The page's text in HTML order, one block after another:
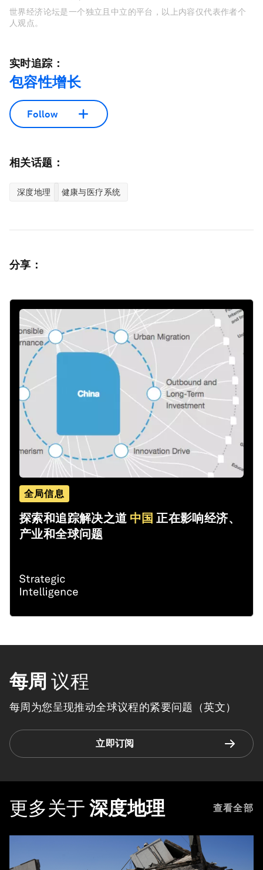
世界经济论坛是一个独立且中立的平台，以上内容仅代表作者个
人观点。
实时追踪：
包容性增长
Follow
相关话题：
深度地理 健康与医疗系统
分享：
全局信息
探索和追踪解决之道 中国 正在影响经济、
产业和全球问题
每周 议程
每周为您呈现推动全球议程的紧要问题（英文）
立即订阅
更多关于 深度地理 查看全部